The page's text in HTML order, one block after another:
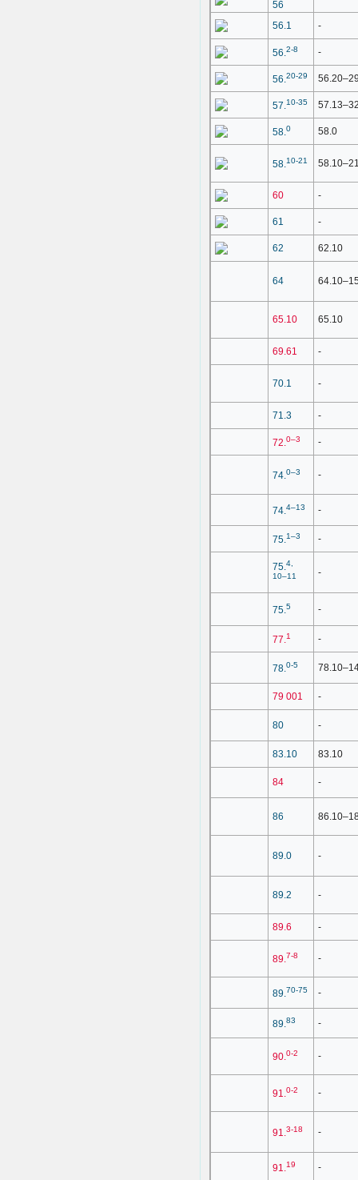
56
56.1 -
56.2-8 -
56.20-29
57.10-35
58.0 58.0
58.10-21
60 -
61 -
62 62.10
64
65.10 65.10
69.61 -
70.1 -
71.3 -
72. 0–3 -
74. 0–3 -
74. 4–13 -
75. 1–3 -
75. 4,
10–11
-
75. 5 -
77. 1 -
78. 0-5
79 001 -
80 -
83.10 83.10
84 -
86
89.0 -
89.2 -
89.6 -
89. 7-8 -
89. 70-75 -
89. 83 -
90. 0-2 -
91. 0-2 -
91. 3-18 -
91. 19 -